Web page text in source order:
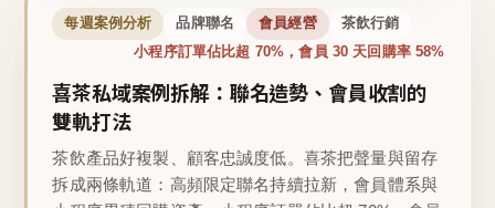
每週案例分析 品牌聯名 會員經營 茶飲行銷
小程序訂單佔比超 70%，會員 30 天回購率 58%
喜茶私域案例拆解：聯名造勢、會員收割的
雙軌打法
茶飲產品好複製、顧客忠誠度低。喜茶把聲量與留存
拆成兩條軌道：高頻限定聯名持續拉新，會員體系與